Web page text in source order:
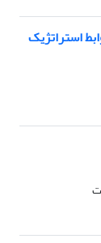
استراتژیک